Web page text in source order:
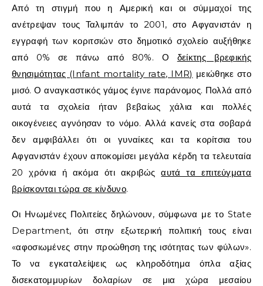
Από τη στιγμή που η Αμερική και οι σύμμαχοί της
ανέτρεψαν τους Ταλιμπάν το 2001, στο Αφγανιστάν η
εγγραφή των κοριτσιών στο δημοτικό σχολείο αυξήθηκε
από 0% σε πάνω από 80%. Ο δείκτης βρεφικής
θνησιμότητας (Infant mortality rate, IMR) μειώθηκε στο
μισό. Ο αναγκαστικός γάμος έγινε παράνομος. Πολλά από
αυτά τα σχολεία ήταν βεβαίως χάλια και πολλές
οικογένειες αγνόησαν το νόμο. Αλλά κανείς στα σοβαρά
δεν αμφιβάλλει ότι οι γυναίκες και τα κορίτσια του
Αφγανιστάν έχουν αποκομίσει μεγάλα κέρδη τα τελευταία
20 χρόνια ή ακόμα ότι ακριβώςαυτά τα επιτεύγματα
βρίσκονται τώρα σε κίνδυνο.
Οι Ηνωμένες Πολιτείες δηλώνουν, σύμφωνα με το State
Department, ότιστην εξωτερική πολιτική τους είναι
«αφοσιωμένες στην προώθηση της ισότητας των φύλων».
Το να εγκαταλείψεις ως κληροδότημα όπλα αξίας
δισεκατομμυρίων δολαρίων σε μια χώρα μεσαίου